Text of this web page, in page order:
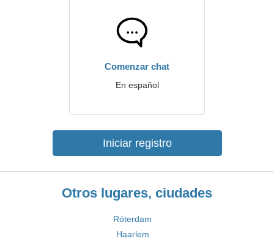
Comenzar chat
En español
Iniciar registro
Otros lugares, ciudades
Róterdam
Haarlem